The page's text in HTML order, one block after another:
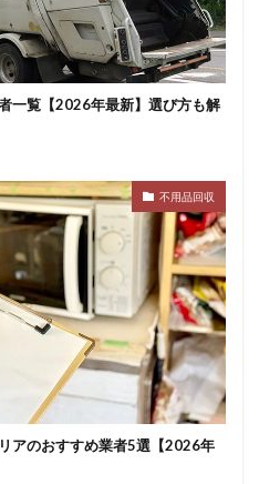
一覧【2026年最新】選び方も解
不用品回収
アのおすすめ業者5選【2026年